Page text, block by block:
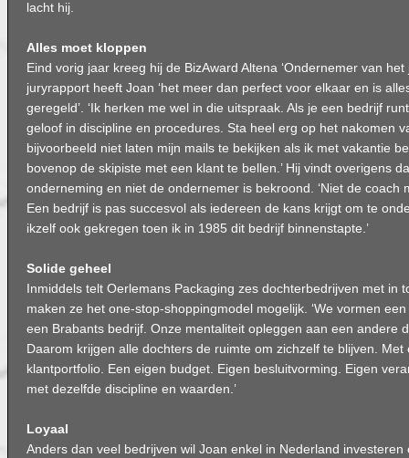
lacht hij.
Alles moet kloppen
Eind vorig jaar kreeg hij de BizAward Altena ‘Ondernemer van het
juryrapport heeft Joan ‘het meer dan perfect voor elkaar en is
geregeld’. ‘Ik herken me wel in die uitspraak. Als je een bedrijf
geloof in discipline en procedures. Sta heel erg op het nakomen
bijvoorbeeld niet laten mijn mails te bekijken als ik met vakantie
bovenop de skipiste met een klant te bellen.’ Hij vindt overigens
onderneming en niet de ondernemer is bekroond. ‘Niet de coach
Een bedrijf is pas succesvol als iedereen de kans krijgt om te
ikzelf ook gekregen toen ik in 1985 dit bedrijf binnenstapte.’
Solide geheel
Inmiddels telt Oerlemans Packaging zes dochterbedrijven met in
maken ze het one-stop-shoppingmodel mogelijk. ‘We vormen
een Brabants bedrijf. Onze mentaliteit opleggen aan een andere
Daarom krijgen alle dochters de ruimte om zichzelf te blijven.
klantportfolio. Een eigen budget. Eigen besluitvorming. Eigen
met dezelfde discipline en waarden.’
Loyaal
Anders dan veel bedrijven wil Joan enkel in Nederland investeren